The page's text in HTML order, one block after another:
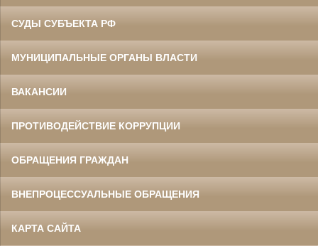
СУДЫ СУБЪЕКТА РФ
МУНИЦИПАЛЬНЫЕ ОРГАНЫ ВЛАСТИ
ВАКАНСИИ
ПРОТИВОДЕЙСТВИЕ КОРРУПЦИИ
ОБРАЩЕНИЯ ГРАЖДАН
ВНЕПРОЦЕССУАЛЬНЫЕ ОБРАЩЕНИЯ
КАРТА САЙТА